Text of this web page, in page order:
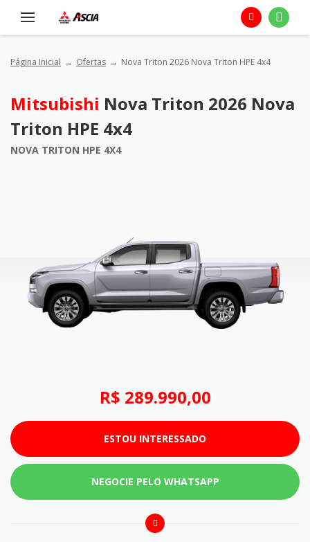
Página Inicial Ofertas Nova Triton 2026 Nova Triton HPE 4x4
Mitsubishi Nova Triton 2026 Nova
Triton HPE 4x4
NOVA TRITON HPE 4X4
R$ 289.990,00
ESTOU INTERESSADO
NEGOCIE PELO WHATSAPP